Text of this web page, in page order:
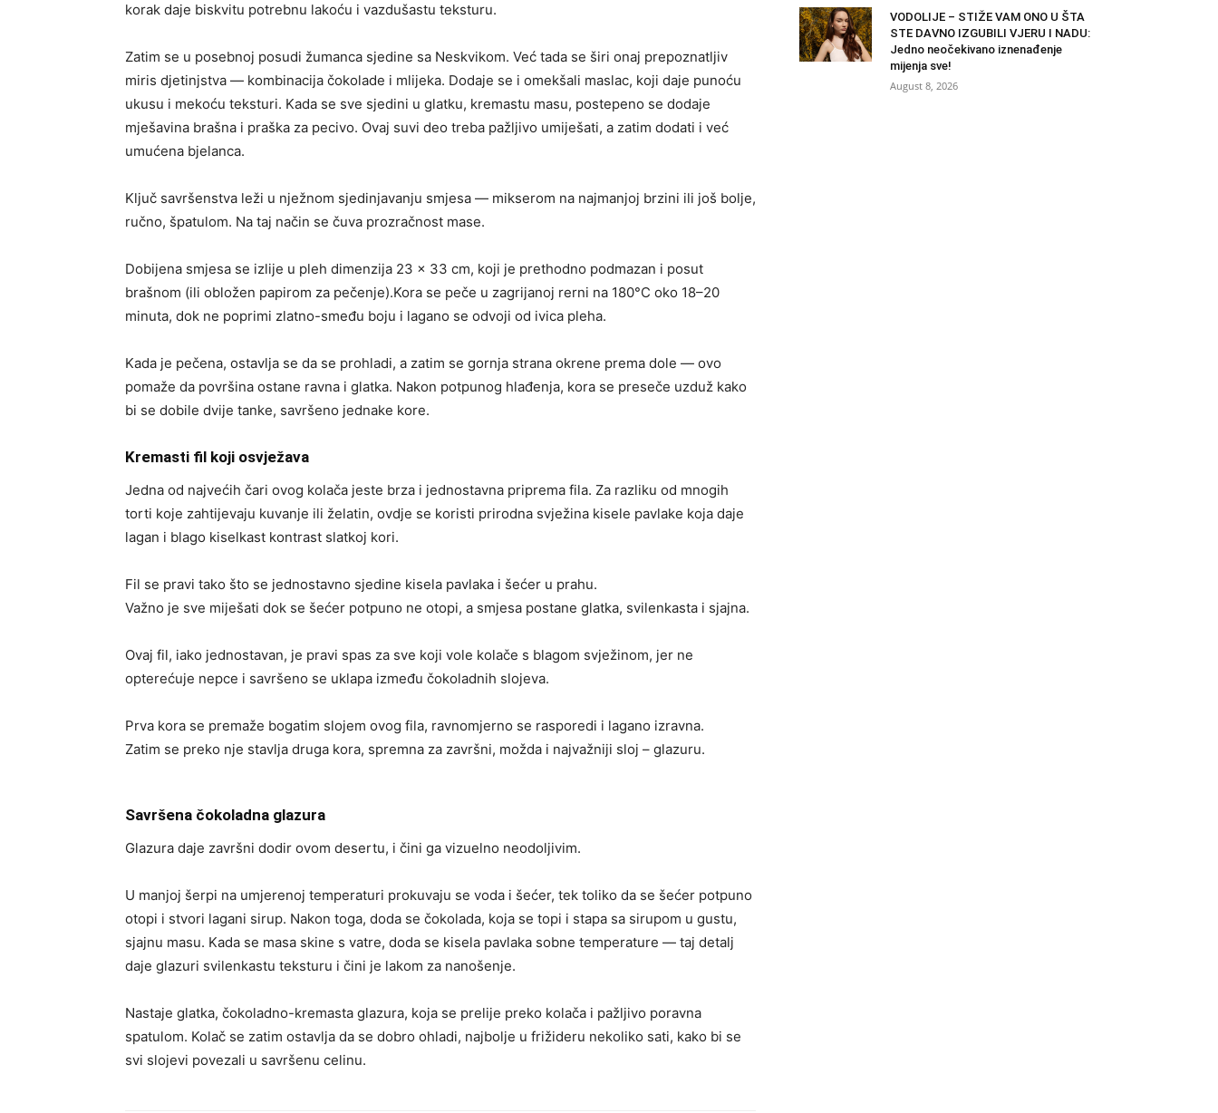
korak daje biskvitu potrebnu lakoću i vazdušastu teksturu.
Zatim se u posebnoj posudi žumanca sjedine sa Neskvikom. Već tada se širi onaj prepoznatljiv
miris djetinjstva — kombinacija čokolade i mlijeka. Dodaje se i omekšali maslac, koji daje punoću
ukusu i mekoću teksturi. Kada se sve sjedini u glatku, kremastu masu, postepeno se dodaje
mješavina brašna i praška za pecivo. Ovaj suvi deo treba pažljivo umiješati, a zatim dodati i već
umućena bjelanca.
Ključ savršenstva leži u nježnom sjedinjavanju smjesa — mikserom na najmanjoj brzini ili još bolje,
ručno, špatulom. Na taj način se čuva prozračnost mase.
Dobijena smjesa se izlije u pleh dimenzija 23 x 33 cm, koji je prethodno podmazan i posut
brašnom (ili obložen papirom za pečenje).Kora se peče u zagrijanoj rerni na 180°C oko 18–20
minuta, dok ne poprimi zlatno-smeđu boju i lagano se odvoji od ivica pleha.
Kada je pečena, ostavlja se da se prohladi, a zatim se gornja strana okrene prema dole — ovo
pomaže da površina ostane ravna i glatka. Nakon potpunog hlađenja, kora se preseče uzduž kako
bi se dobile dvije tanke, savršeno jednake kore.
Kremasti fil koji osvježava
Jedna od najvećih čari ovog kolača jeste brza i jednostavna priprema fila. Za razliku od mnogih
torti koje zahtijevaju kuvanje ili želatin, ovdje se koristi prirodna svježina kisele pavlake koja daje
lagan i blago kiselkast kontrast slatkoj kori.
Fil se pravi tako što se jednostavno sjedine kisela pavlaka i šećer u prahu.
Važno je sve miješati dok se šećer potpuno ne otopi, a smjesa postane glatka, svilenkasta i sjajna.
Ovaj fil, iako jednostavan, je pravi spas za sve koji vole kolače s blagom svježinom, jer ne
opterećuje nepce i savršeno se uklapa između čokoladnih slojeva.
Prva kora se premaže bogatim slojem ovog fila, ravnomjerno se rasporedi i lagano izravna.
Zatim se preko nje stavlja druga kora, spremna za završni, možda i najvažniji sloj – glazuru.
Savršena čokoladna glazura
Glazura daje završni dodir ovom desertu, i čini ga vizuelno neodoljivim.
U manjoj šerpi na umjerenoj temperaturi prokuvaju se voda i šećer, tek toliko da se šećer potpuno
otopi i stvori lagani sirup. Nakon toga, doda se čokolada, koja se topi i stapa sa sirupom u gustu,
sjajnu masu. Kada se masa skine s vatre, doda se kisela pavlaka sobne temperature — taj detalj
daje glazuri svilenkastu teksturu i čini je lakom za nanošenje.
Nastaje glatka, čokoladno-kremasta glazura, koja se prelije preko kolača i pažljivo poravna
spatulom. Kolač se zatim ostavlja da se dobro ohladi, najbolje u frižideru nekoliko sati, kako bi se
svi slojevi povezali u savršenu celinu.
VODOLIJE – STIŽE VAM ONO U ŠTA
STE DAVNO IZGUBILI VJERU I NADU:
Jedno neočekivano iznenađenje
mijenja sve!
August 8, 2026